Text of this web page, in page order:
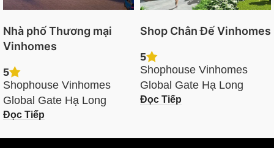
Nhà phố Thương mại
Vinhomes
5
Shophouse Vinhomes
Global Gate Hạ Long
Đọc Tiếp
Shop Chân Đế Vinhomes
5
Shophouse Vinhomes
Global Gate Hạ Long
Đọc Tiếp